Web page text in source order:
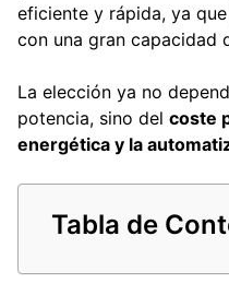
eficiente y rápida, ya
con una gran capacidad
La elección ya no
potencia, sino del coste
energética y la
Tabla de